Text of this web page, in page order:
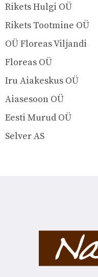
Rikets Hulgi OÜ
Rikets Tootmine OÜ
OÜ Floreas Viljandi
Floreas OÜ
Iru Aiakeskus OÜ
Aiasesoon OÜ
Eesti Murud OÜ
Selver AS